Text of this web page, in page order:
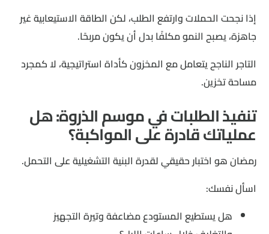
إذا نجحت الحملات وارتفع الطلب، لكن الطاقة الاستيعابية غير
جاهزة، يصبح النمو مكلفًا بدل أن يكون مربحًا.
التاجر الناجح يتعامل مع المخزون كأداة استراتيجية، لا كمجرد
مساحة تخزين.
تنفيذ الطلبات في موسم الذروة: هل
عملياتك قادرة على المواكبة؟
رمضان هو اختبار حقيقي لقدرة البنية التشغيلية على التحمل.
اسأل نفسك:
هل يستطيع المستودع مضاعفة وتيرة التجهيز